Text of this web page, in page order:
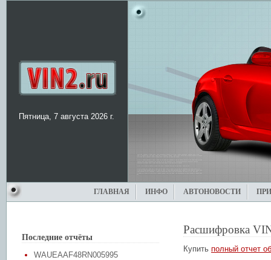
Пятница, 7 августа 2026 г.
ГЛАВНАЯ ИНФО АВТОНОВОСТИ
Последние отчёты
WAUEAAF48RN005995
Расшифровка
Купить полный отчет